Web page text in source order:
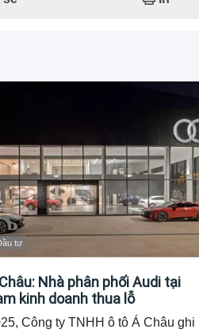
tư
Nhà phân phối Audi tại
kinh doanh thua lỗ
Công ty TNHH ô tô Á Châu ghi